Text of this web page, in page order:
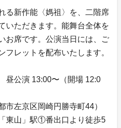
る新作能〈媽祖〉を、二階席
いただきます。能舞台全体を
お席です。公演当日には、ご
フレットを配布いたします。
昼公演 13:00〜（開場 12:0
市左京区岡崎円勝寺町44）
東山」駅①番出口より徒歩5